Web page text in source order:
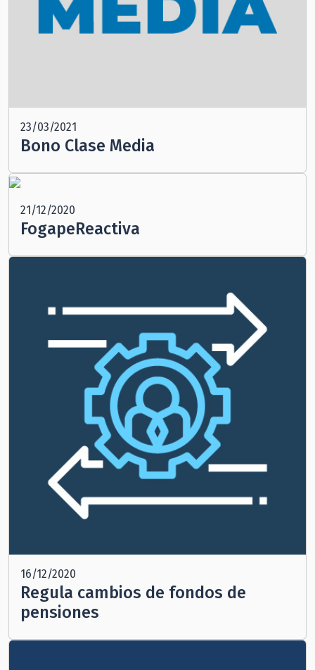
23/03/2021
Bono Clase Media
21/12/2020
FogapeReactiva
16/12/2020
Regula cambios de fondos de
pensiones